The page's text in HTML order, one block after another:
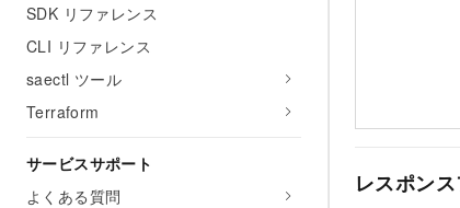
SDK リファレンス
CLI リファレンス
saectl ツール
Terraform
サービスサポート
よくある質問
レスポン